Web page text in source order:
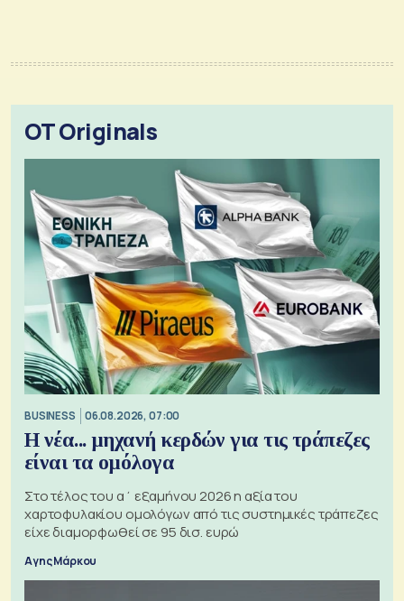
OT Originals
BUSINESS 06.08.2026, 07:00
Η νέα... μηχανή κερδών για τις τράπεζες
είναι τα ομόλογα
Στο τέλος του α΄ εξαμήνου 2026 η αξία του
χαρτοφυλακίου ομολόγων από τις συστημικές τράπεζες
είχε διαμορφωθεί σε 95 δισ. ευρώ
Αγης Μάρκου